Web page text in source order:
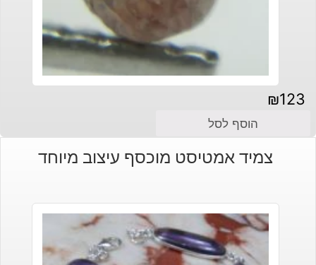
₪123
הוסף לסל
צמיד אמטיסט מוכסף עיצוב מיוחד